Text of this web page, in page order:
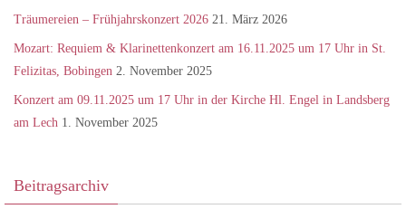
Träumereien – Frühjahrskonzert 2026 21. März 2026
Mozart: Requiem & Klarinettenkonzert am 16.11.2025 um 17 Uhr in St.
Felizitas, Bobingen 2. November 2025
Konzert am 09.11.2025 um 17 Uhr in der Kirche Hl. Engel in Landsberg
am Lech 1. November 2025
Beitragsarchiv